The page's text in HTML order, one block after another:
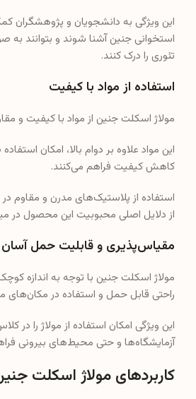
این ویژگی به دانشجویان و پژوهشگران
استخوانی جنین آشنا شوند و بتوانند
تئوری را درک کنند.
استفاده از مواد با کیفیت
مولاژ اسکلت جنین از مواد با کیفیت و
این مواد علاوه بر دوام بالا، امکان
کاهش کیفیت فراهم می‌کنند.
استفاده از پلاستیک‌های مدرن و مقاوم در
از دلایل اصلی محبوبیت این محصول در
مقیاس‌پذیری و قابلیت حمل آسان
مولاژ اسکلت جنین با توجه به اندازه
راحتی قابل حمل و استفاده در
این ویژگی امکان استفاده از مولاژ را در
آزمایشگاه‌ها و حتی محیط‌های بیرونی
کاربردهای مولاژ اسکلت